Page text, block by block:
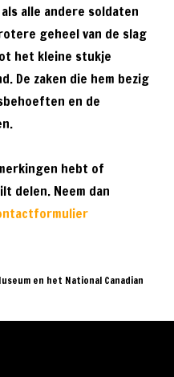
alle andere soldaten
geheel van de slag
het kleine stukje
De zaken die hem bezig
en de
hebt of
delen. Neem dan
en het National Canadian